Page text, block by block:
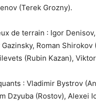
(Terek Grozny).
de terrain : Igor
Gazinsky, Roman
(Rubin Kazan),
: Vladimir Bystrov
Dzyuba (Rostov), Alexei